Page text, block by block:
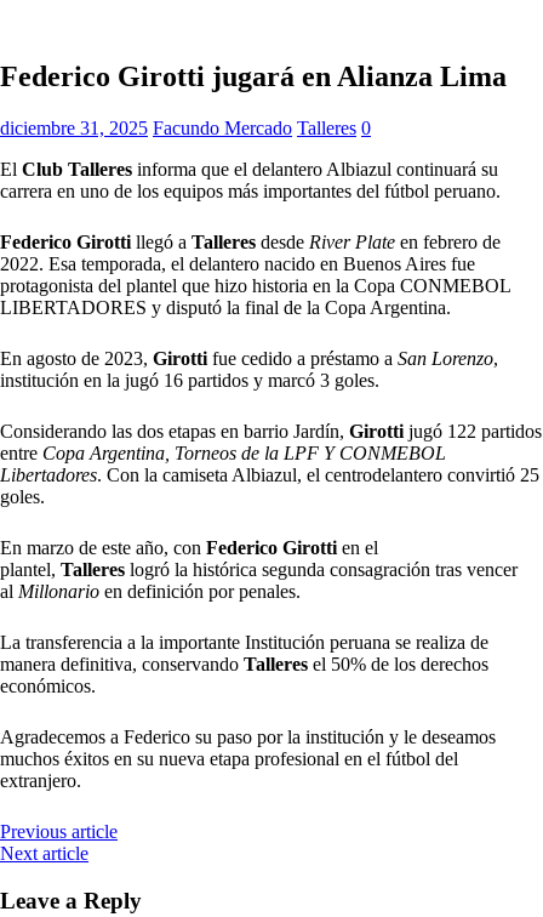
Federico Girotti jugará en Alianza Lima
diciembre 31, 2025 Facundo Mercado Talleres 0
El Club Talleres informa que el delantero Albiazul continuará su
carrera en uno de los equipos más importantes del fútbol peruano.
Federico Girotti llegó a Talleres desde River Plate en febrero de
2022. Esa temporada, el delantero nacido en Buenos Aires fue
protagonista del plantel que hizo historia en la Copa CONMEBOL
LIBERTADORES y disputó la final de la Copa Argentina.
En agosto de 2023, Girotti fue cedido a préstamo a San Lorenzo,
institución en la jugó 16 partidos y marcó 3 goles.
Considerando las dos etapas en barrio Jardín, Girotti jugó 122 partidos
entre Copa Argentina, Torneos de la LPF Y CONMEBOL
Libertadores. Con la camiseta Albiazul, el centrodelantero convirtió 25
goles.
En marzo de este año, con Federico Girotti en el
plantel, Talleres logró la histórica segunda consagración tras vencer
al Millonario en definición por penales.
La transferencia a la importante Institución peruana se realiza de
manera definitiva, conservando Talleres el 50% de los derechos
económicos.
Agradecemos a Federico su paso por la institución y le deseamos
muchos éxitos en su nueva etapa profesional en el fútbol del
extranjero.
Previous article
Next article
Leave a Reply